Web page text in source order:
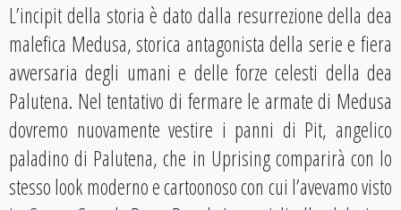
L’incipit della storia è dato dalla resurrezione della dea
malefica Medusa, storica antagonista della serie e fiera
avversaria degli umani e delle forze celesti della dea
Palutena. Nel tentativo di fermare le armate di Medusa
dovremo nuovamente vestire i panni di Pit, angelico
paladino di Palutena, che in Uprising comparirà con lo
stesso look moderno e cartoonoso con cui l’avevamo visto